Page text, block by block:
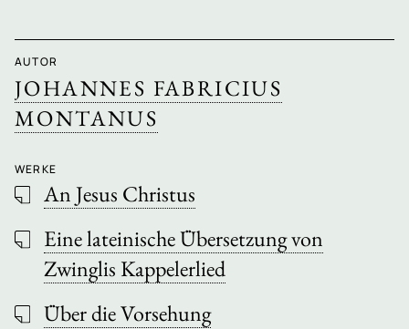
AUTOR
JOHANNES FABRICIUS
MONTANUS
WERKE
An Jesus Christus
Eine lateinische Übersetzung von
Zwinglis Kappelerlied
Über die Vorsehung